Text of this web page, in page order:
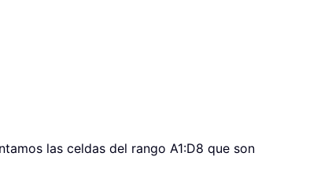
las celdas del rango A1:D8 que son